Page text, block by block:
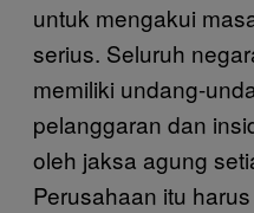
untuk mengakui
serius. Seluruh
memiliki undang-
pelanggaran dan
oleh jaksa agung
Perusahaan itu